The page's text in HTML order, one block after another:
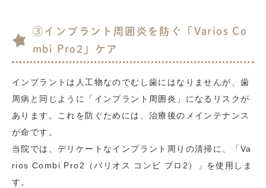
③インプラント周囲炎を防ぐ「Varios Co
mbi Pro2」ケア
インプラントは人工物なのでむし歯にはなりませんが、歯
周病と同じように「インプラント周囲炎」になるリスクが
あります。これを防ぐためには、治療後のメインテナンス
が命です。
当院では、デリケートなインプラント周りの清掃に、「Va
rios Combi Pro2（バリオス コンビ プロ2）」を使用しま
す。